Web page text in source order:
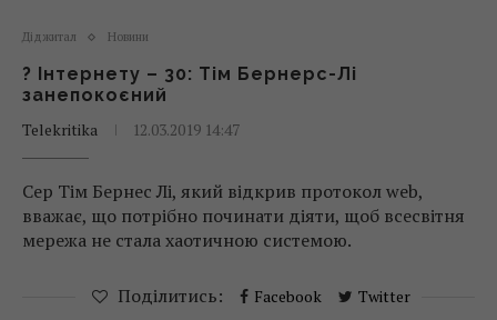
Діджитал Новини
? Інтернету – 30: Тім Бернерс-Лі
занепокоєний
Telekritika
12.03.2019 14:47
Сер Тім Бернес Лі, який відкрив протокол web,
вважає, що потрібно починати діяти, щоб всесвітня
мережа не стала хаотичною системою.
Поділитись: Facebook Twitter